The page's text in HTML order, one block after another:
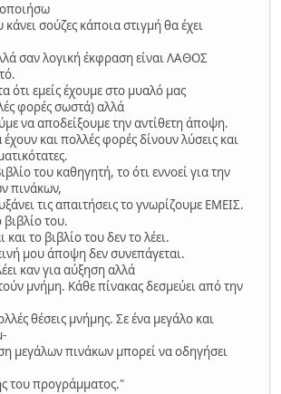
σούζες κάποια στιγμή θα έχει
σαν λογική έκφραση είναι ΛΑΘΟΣ
εμείς έχουμε στο μυαλό μας
φορές σωστά) αλλά
να αποδείξουμε την αντίθετη άποψη.
και πολλές φορές δίνουν λύσεις και
του καθηγητή, το ότι εννοεί για την
πινάκων,
τις απαιτήσεις το γνωρίζουμε ΕΜΕΙΣ.
βιβλίο του.
και το βιβλίο του δεν το λέει.
μου άποψη δεν συνεπάγεται.
καν για αύξηση αλλά
μνήμη. Κάθε πίνακας δεσμεύει από την
θέσεις μνήμης. Σε ένα μεγάλο και
μεγάλων πινάκων μπορεί να οδηγήσει
του προγράμματος."